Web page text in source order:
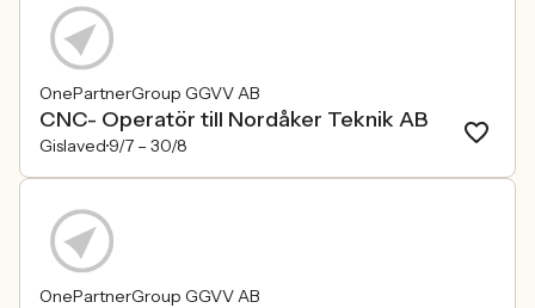
OnePartnerGroup GGVV AB
CNC- Operatör till Nordåker Teknik AB
Gislaved 9/7 – 30/8
OnePartnerGroup GGVV AB